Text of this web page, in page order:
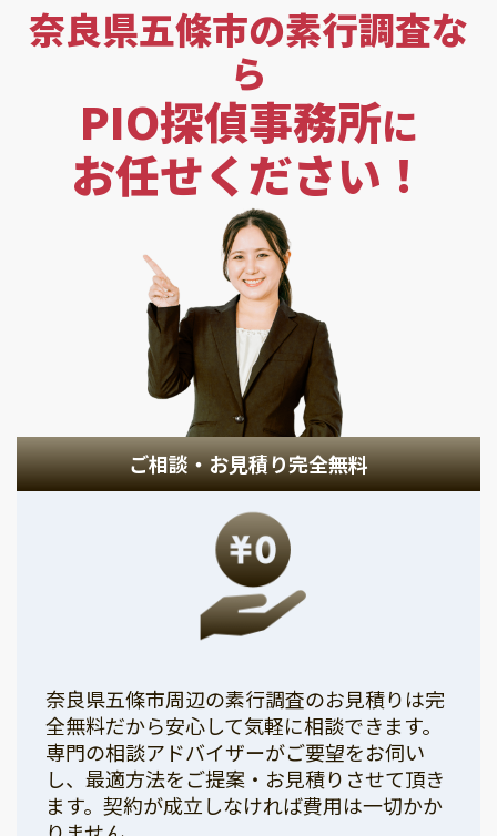
奈良県五條市の素行調査な
ら
PIO探偵事務所に
お任せください！
ご相談・お見積り完全無料
奈良県五條市周辺の素行調査のお見積りは完
全無料だから安心して気軽に相談できます。
専門の相談アドバイザーがご要望をお伺い
し、最適方法をご提案・お見積りさせて頂き
ます。契約が成立しなければ費用は一切かか